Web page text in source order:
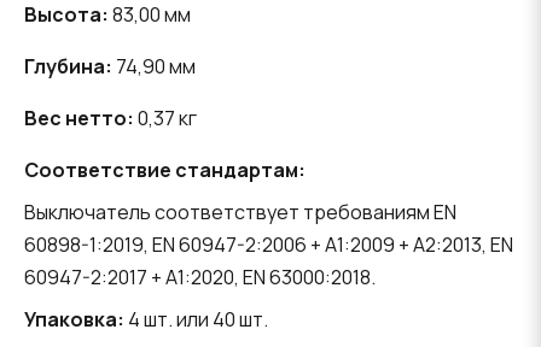
Высота: 83,00 мм
Глубина: 74,90 мм
Вес нетто: 0,37 кг
Соответствие стандартам:
Выключатель соответствует требованиям EN
60898-1:2019, EN 60947-2:2006 + A1:2009 + A2:2013, EN
60947-2:2017 + A1:2020, EN 63000:2018.
Упаковка: 4 шт. или 40 шт.